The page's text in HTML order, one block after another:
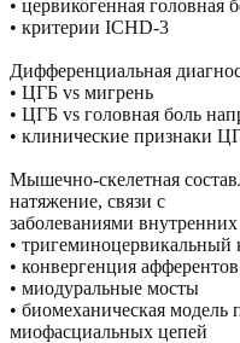
• цервикогенная головная
• критерии ICHD-3
Дифференциальная
• ЦГБ vs мигрень
• ЦГБ vs головная боль
• клинические признаки
Мышечно-скелетная
натяжение, связи с
заболеваниями
• тригеминоцервикальный
• конвергенция
• миодуральные мосты
• биомеханическая
миофасциальных цепей